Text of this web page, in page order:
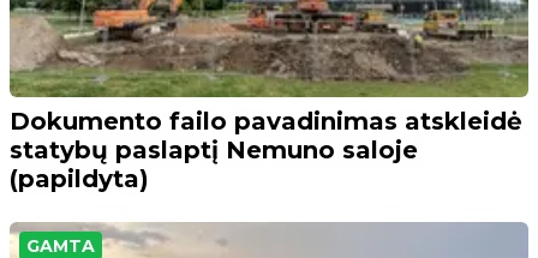
Dokumento failo pavadinimas atskleidė
statybų paslaptį Nemuno saloje
(papildyta)
GAMTA